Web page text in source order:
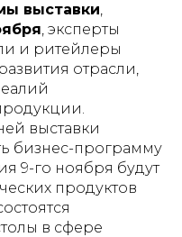
выставки,
, эксперты
и ритейлеры
отрасли,
выставки
бизнес-программу
9-го ноября будут
продуктов
в сфере